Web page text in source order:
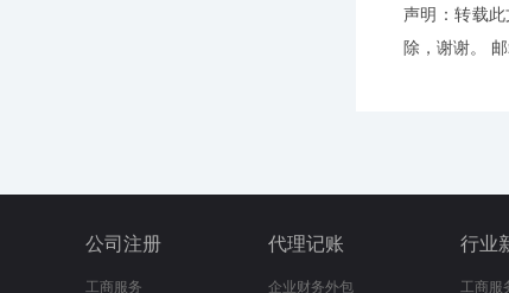
声明：转载
除，谢谢。
公司注册
工商服务
代理记账
企业财务外包
行业
工商服